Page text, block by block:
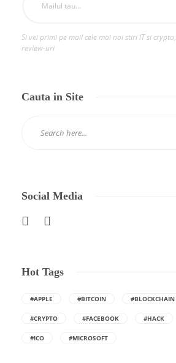
Si vei primi pe mail cele mai noi stiri IT si
review-uri
Cauta in Site
Social Media
Hot Tags
#APPLE #BITCOIN #BLOCKCHAIN
#CRYPTO #FACEBOOK #HACK
#ICO #MICROSOFT